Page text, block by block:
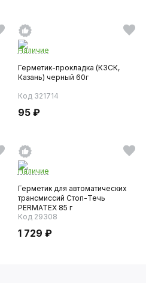
Наличие
Герметик-прокладка (КЗСК,
Казань) черный 60г
Код 321714
95 ₽
Наличие
Герметик для автоматических
трансмиссий Стоп-Течь
PERMATEX 85 г
Код 29308
1 729 ₽